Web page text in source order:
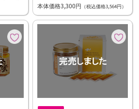
本体価格3,300円 （税込価格3,564円）